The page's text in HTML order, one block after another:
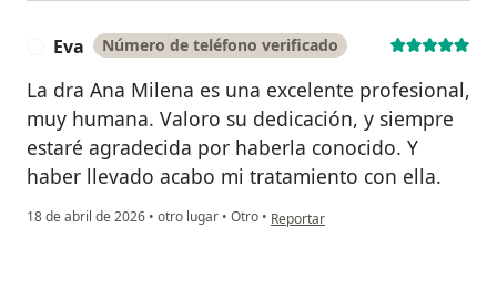
Eva Número de teléfono verificado
La dra Ana Milena es una excelente profesional,
muy humana. Valoro su dedicación, y siempre
estaré agradecida por haberla conocido. Y
haber llevado acabo mi tratamiento con ella.
18 de abril de 2026 • otro lugar • Otro • en opinión del usuario Eva
Reportar